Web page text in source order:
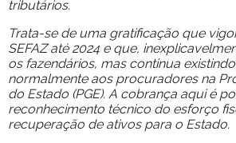
tributários.
Trata-se de uma gratificação que
SEFAZ até 2024 e que,
os fazendários, mas continua
normalmente aos procuradores na
do Estado (PGE). A cobrança aqui é
reconhecimento técnico do esforço
recuperação de ativos para o Estado.